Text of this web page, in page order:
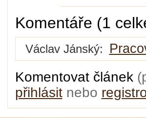
Komentáře (1
Václav Jánský:
Komentovat článek
přihlásitnebo